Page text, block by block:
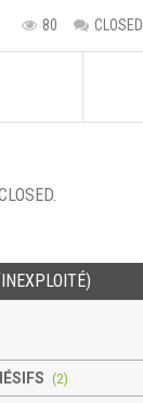
80 CLOSED
(2)